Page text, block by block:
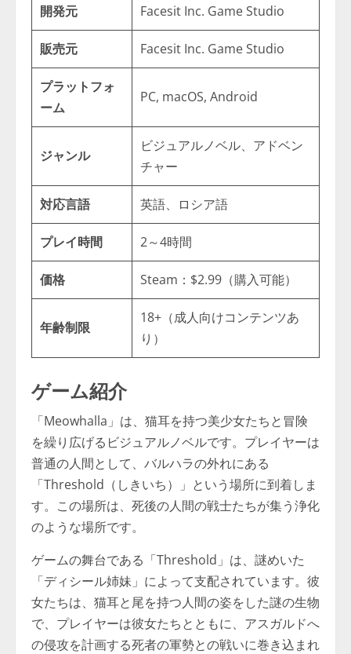
開発元 Facesit Inc. Game Studio
販売元 Facesit Inc. Game Studio
プラットフォ
ーム
PC, macOS, Android
ジャンル
ビジュアルノベル、アドベン
チャー
対応言語 英語、ロシア語
プレイ時間 2～4時間
価格 Steam：$2.99（購入可能）
年齢制限
18+（成人向けコンテンツあ
り）
ゲーム紹介
「Meowhalla」は、猫耳を持つ美少女たちと冒険
を繰り広げるビジュアルノベルです。プレイヤーは
普通の人間として、バルハラの外れにある
「Threshold（しきいち）」という場所に到着しま
す。この場所は、死後の人間の戦士たちが集う浄化
のような場所です。
ゲームの舞台である「Threshold」は、謎めいた
「ディシール姉妹」によって支配されています。彼
女たちは、猫耳と尾を持つ人間の姿をした謎の生物
で、プレイヤーは彼女たちとともに、アスガルドへ
の侵攻を計画する死者の軍勢との戦いに巻き込まれ